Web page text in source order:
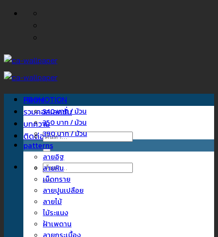
ข้าม
Home
รวมคอลเลคชั่น
บทความ
ติดต่อเรา
ค้นหา:
ค้นหา:
PROMOTION
340 บาท / ม้วน
350 บาท / ม้วน
390 บาท / ม้วน
patterns
ลายอิฐ
ลายหิน
เม็ดทราย
ลายปูนเปลือย
ลายไม้
ไม้ระแนง
ฝ้าเพดาน